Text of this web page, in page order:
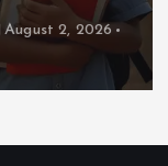
August 2, 2026